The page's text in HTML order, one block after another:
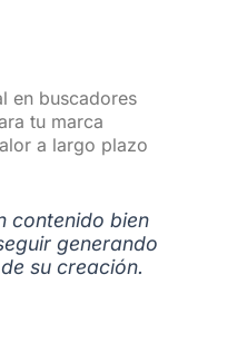
en buscadores
tu marca
a largo plazo
contenido bien
generando
su creación.